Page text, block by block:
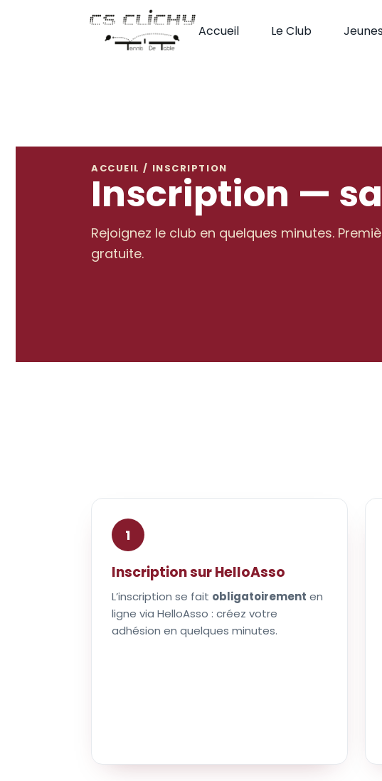
Accueil Le Club
ACCUEIL / INSCRIPTION
Inscription —
Rejoignez le club en quelques minutes.
gratuite.
1
Inscription sur HelloAsso
L’inscription se fait obligatoirement en
ligne via HelloAsso : créez votre
adhésion en quelques minutes.